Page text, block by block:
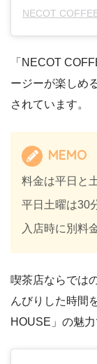
NECOT
「NECOT
ージーが楽しめ
されています。
MEMO
料金は平日と
平日土曜は30
入店時に別料
喫茶店ならでは
んびりした時間
HOUSE」の魅力